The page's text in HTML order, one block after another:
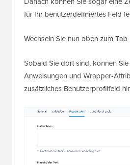
für Ihr benutzerdefiniertes Feld
Wechseln Sie nun oben zum Tab
Sobald Sie dort sind, können
Anweisungen und Wrapper-
zusätzliches Benutzerprofilfeld